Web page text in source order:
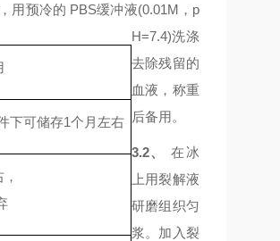
下可储存1个月左右
用预冷的 PBS缓冲液(0.01M，p
H=7.4)洗涤
去除残留的
血液，称重
后备用。
3.2、
在冰
上用裂解液
研磨组织匀
浆。加入裂